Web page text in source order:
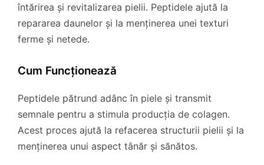
întărirea și revitalizarea pielii. Peptidele ajută la
repararea daunelor și la menținerea unei texturi
ferme și netede.
Cum Funcționează
Peptidele pătrund adânc în piele și transmit
semnale pentru a stimula producția de colagen.
Acest proces ajută la refacerea structurii pielii și la
menținerea unui aspect tânăr și sănătos.